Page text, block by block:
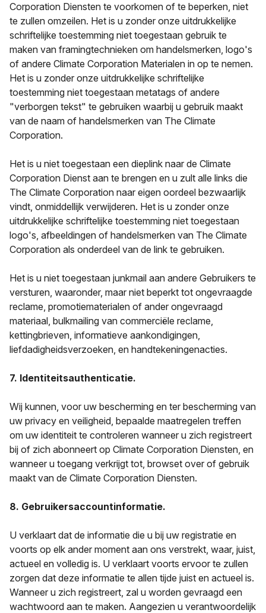
Corporation Diensten te voorkomen of te beperken, niet
te zullen omzeilen. Het is u zonder onze uitdrukkelijke
schriftelijke toestemming niet toegestaan gebruik te
maken van framingtechnieken om handelsmerken, logo's
of andere Climate Corporation Materialen in op te nemen.
Het is u zonder onze uitdrukkelijke schriftelijke
toestemming niet toegestaan metatags of andere
"verborgen tekst" te gebruiken waarbij u gebruik maakt
van de naam of handelsmerken van The Climate
Corporation.
Het is u niet toegestaan een dieplink naar de Climate
Corporation Dienst aan te brengen en u zult alle links die
The Climate Corporation naar eigen oordeel bezwaarlijk
vindt, onmiddellijk verwijderen. Het is u zonder onze
uitdrukkelijke schriftelijke toestemming niet toegestaan
logo's, afbeeldingen of handelsmerken van The Climate
Corporation als onderdeel van de link te gebruiken.
Het is u niet toegestaan junkmail aan andere Gebruikers te
versturen, waaronder, maar niet beperkt tot ongevraagde
reclame, promotiematerialen of ander ongevraagd
materiaal, bulkmailing van commerciële reclame,
kettingbrieven, informatieve aankondigingen,
liefdadigheidsverzoeken, en handtekeningenacties.
7. Identiteitsauthenticatie.
Wij kunnen, voor uw bescherming en ter bescherming van
uw privacy en veiligheid, bepaalde maatregelen treffen
om uw identiteit te controleren wanneer u zich registreert
bij of zich abonneert op Climate Corporation Diensten, en
wanneer u toegang verkrijgt tot, browset over of gebruik
maakt van de Climate Corporation Diensten.
8. Gebruikersaccountinformatie.
U verklaart dat de informatie die u bij uw registratie en
voorts op elk ander moment aan ons verstrekt, waar, juist,
actueel en volledig is. U verklaart voorts ervoor te zullen
zorgen dat deze informatie te allen tijde juist en actueel is.
Wanneer u zich registreert, zal u worden gevraagd een
wachtwoord aan te maken. Aangezien u verantwoordelijk